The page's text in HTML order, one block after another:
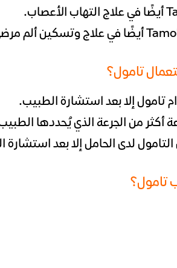
تامول؟
تامول إلا بعد استشارة الطبيب.
أكثر من الجرعة الذي يُحددها
التامول لدى الحامل إلا بعد
تامول؟